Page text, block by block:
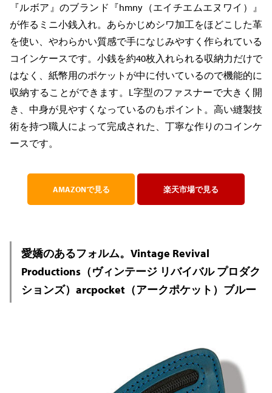
『ルボア』のブランド『hmny（エイチエムエヌワイ）』
が作るミニ小銭入れ。あらかじめシワ加工をほどこした革
を使い、やわらかい質感で手になじみやすく作られている
コインケースです。小銭を約40枚入れられる収納力だけで
はなく、紙幣用のポケットが中に付いているので機能的に
収納することができます。L字型のファスナーで大きく開
き、中身が見やすくなっているのもポイント。高い縫製技
術を持つ職人によって完成された、丁寧な作りのコインケ
ースです。
AMAZONで見る 楽天市場で見る
愛嬌のあるフォルム。Vintage Revival
Productions（ヴィンテージ リバイバル プロダク
ションズ）arcpocket（アークポケット）ブルー